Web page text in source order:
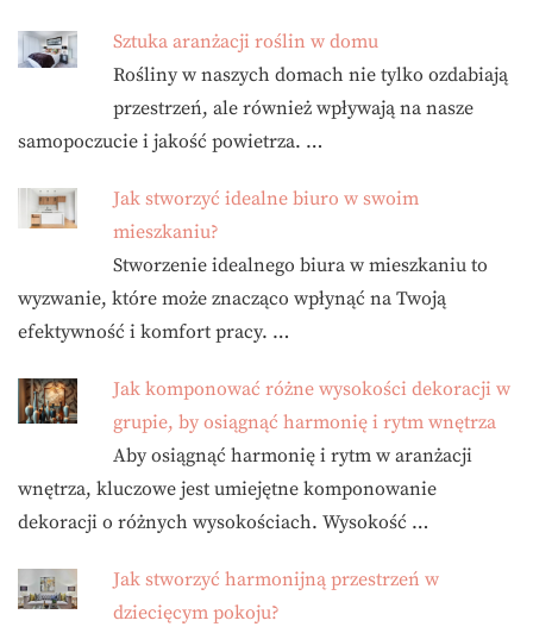
Sztuka aranżacji roślin w domu
Rośliny w naszych domach nie tylko ozdabiają
przestrzeń, ale również wpływają na nasze
samopoczucie i jakość powietrza. …
Jak stworzyć idealne biuro w swoim
mieszkaniu?
Stworzenie idealnego biura w mieszkaniu to
wyzwanie, które może znacząco wpłynąć na Twoją
efektywność i komfort pracy. …
Jak komponować różne wysokości dekoracji w
grupie, by osiągnąć harmonię i rytm wnętrza
Aby osiągnąć harmonię i rytm w aranżacji
wnętrza, kluczowe jest umiejętne komponowanie
dekoracji o różnych wysokościach. Wysokość …
Jak stworzyć harmonijną przestrzeń w
dziecięcym pokoju?